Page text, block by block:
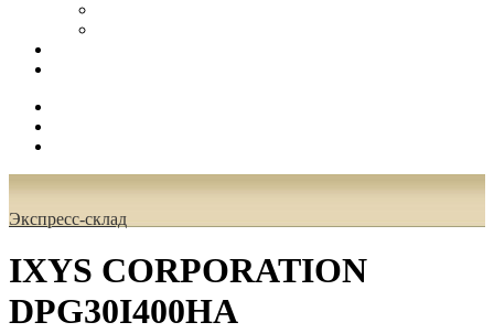
Экспресс-склад
IXYS CORPORATION
DPG30I400HA